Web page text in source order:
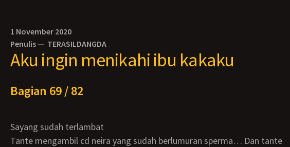
1 November 2020
Penulis — TERASILDANGDA
Aku ingin menikahi ibu kakaku
Bagian 69 / 82
Sayang sudah terlambat
Tante mengambil cd neira yang sudah berlumuran sperma… Dan tante